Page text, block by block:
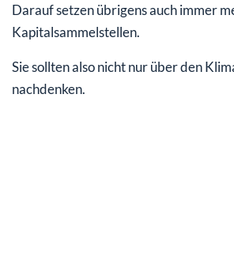
Darauf setzen übrigens auch immer
Kapitalsammelstellen.
Sie sollten also nicht nur über den
nachdenken.